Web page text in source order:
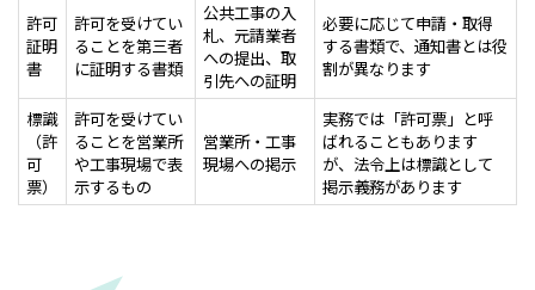
許可
証明
書
許可を受けてい
ることを第三者
に証明する書類
公共工事の入
札、元請業者
への提出、取
引先への証明
必要に応じて申請・取得
する書類で、通知書とは役
割が異なります
標識
（許
可
票）
許可を受けてい
ることを営業所
や工事現場で表
示するもの
営業所・工事
現場への掲示
実務では「許可票」と呼
ばれることもあります
が、法令上は標識として
掲示義務があります